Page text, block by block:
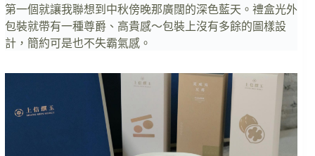
第一個就讓我聯想到中秋傍晚那廣闊的深色藍天。禮盒光外
包裝就帶有一種尊爵、高貴感～包裝上沒有多餘的圖樣設
計，簡約可是也不失霸氣感。